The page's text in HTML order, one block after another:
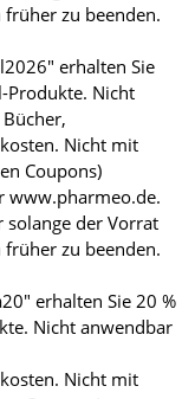
zu beenden.
erhalten Sie
Produkte. Nicht
Nicht mit
Coupons)
www.pharmeo.de.
der Vorrat
zu beenden.
erhalten Sie 20 %
Nicht anwendbar
Nicht mit